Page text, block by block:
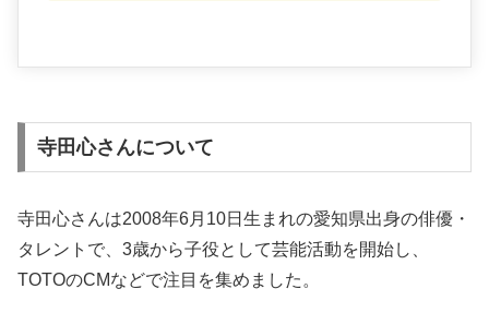
寺田心さんについて
寺田心さんは2008年6月10日生まれの愛知県出身の俳優・
タレントで、3歳から子役として芸能活動を開始し、
TOTOのCMなどで注目を集めました。